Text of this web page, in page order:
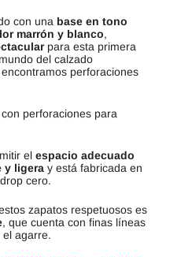
con una base en tono
marrón y blanco,
para esta primera
del calzado
perforaciones
perforaciones para
el espacio adecuado
y ligera y está fabricada en
cero.
zapatos respetuosos es
, que cuenta con finas líneas
el agarre.